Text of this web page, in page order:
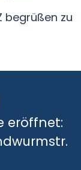
begrüßen zu
eröffnet: